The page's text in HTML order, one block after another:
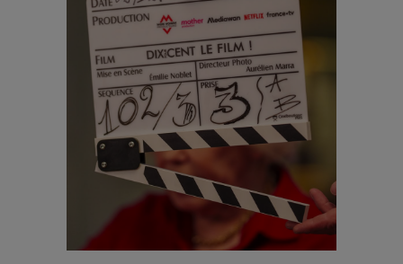
Fiction de La Rochelle, ainsi qu’au Festival Polar de
Cognac où la prestation remarquée de Marie
Christine Barrault lui a valu le Prix d’interprétation
féminine. Photo : ©Cloé HARANT - France Télévisions
- Mon Voisin Productions - GMT Productions